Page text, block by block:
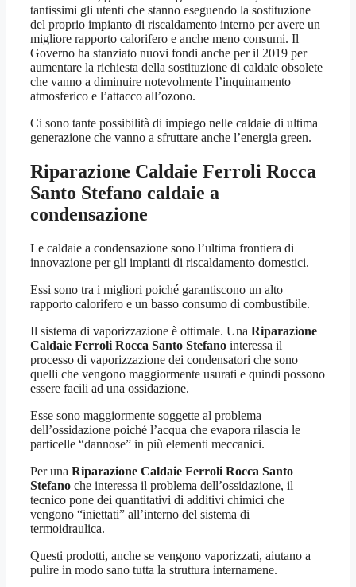
tantissimi gli utenti che stanno eseguendo la sostituzione
del proprio impianto di riscaldamento interno per avere un
migliore rapporto calorifero e anche meno consumi. Il
Governo ha stanziato nuovi fondi anche per il 2019 per
aumentare la richiesta della sostituzione di caldaie obsolete
che vanno a diminuire notevolmente l’inquinamento
atmosferico e l’attacco all’ozono.
Ci sono tante possibilità di impiego nelle caldaie di ultima
generazione che vanno a sfruttare anche l’energia green.
Riparazione Caldaie Ferroli Rocca
Santo Stefano caldaie a
condensazione
Le caldaie a condensazione sono l’ultima frontiera di
innovazione per gli impianti di riscaldamento domestici.
Essi sono tra i migliori poiché garantiscono un alto
rapporto calorifero e un basso consumo di combustibile.
Il sistema di vaporizzazione è ottimale. Una Riparazione
Caldaie Ferroli Rocca Santo Stefano interessa il
processo di vaporizzazione dei condensatori che sono
quelli che vengono maggiormente usurati e quindi possono
essere facili ad una ossidazione.
Esse sono maggiormente soggette al problema
dell’ossidazione poiché l’acqua che evapora rilascia le
particelle “dannose” in più elementi meccanici.
Per una Riparazione Caldaie Ferroli Rocca Santo
Stefano che interessa il problema dell’ossidazione, il
tecnico pone dei quantitativi di additivi chimici che
vengono “iniettati” all’interno del sistema di
termoidraulica.
Questi prodotti, anche se vengono vaporizzati, aiutano a
pulire in modo sano tutta la struttura internamene.